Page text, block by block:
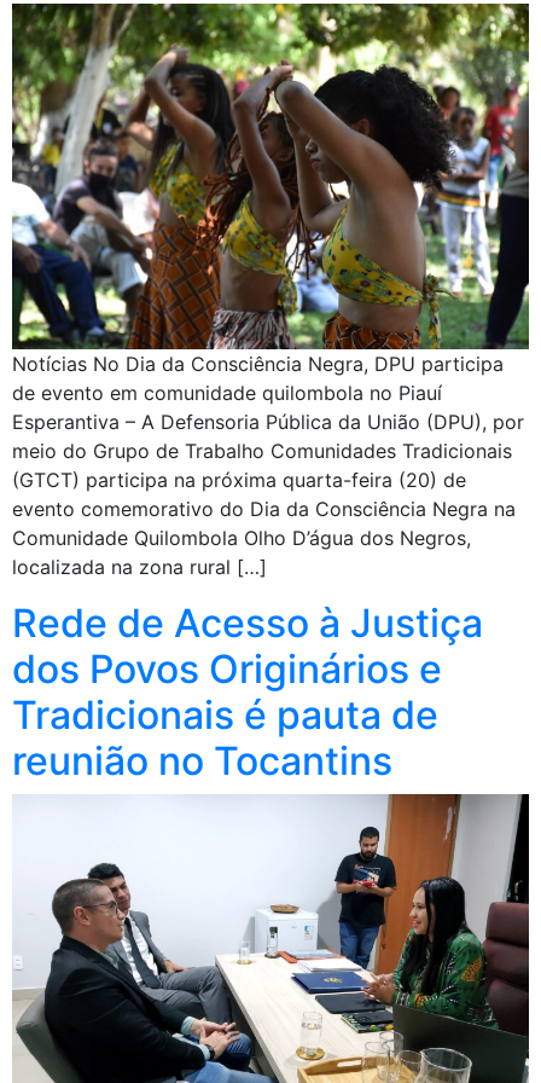
Notícias No Dia da Consciência Negra, DPU participa
de evento em comunidade quilombola no Piauí
Esperantiva – A Defensoria Pública da União (DPU), por
meio do Grupo de Trabalho Comunidades Tradicionais
(GTCT) participa na próxima quarta-feira (20) de
evento comemorativo do Dia da Consciência Negra na
Comunidade Quilombola Olho D’água dos Negros,
localizada na zona rural […]
Rede de Acesso à Justiça
dos Povos Originários e
Tradicionais é pauta de
reunião no Tocantins